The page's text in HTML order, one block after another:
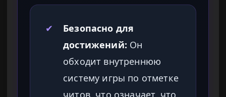
✔
Безопасно для
достижений: Он
обходит внутреннюю
систему игры по отметке